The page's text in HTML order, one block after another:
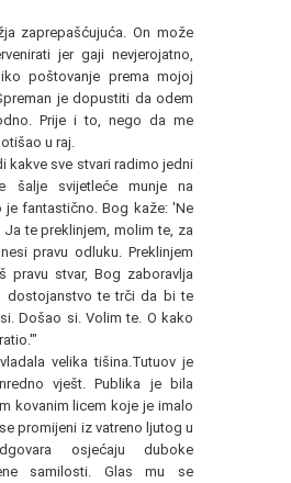
zaprepašćujuća. On može
jer gaji nevjerojatno,
poštovanje prema mojoj
je dopustiti da odem
Prije i to, nego da me
u raj.
kakve sve stvari radimo jedni
šalje svijetleće munje na
je fantastično. Bog kaže: 'Ne
te preklinjem, molim te, za
pravu odluku. Preklinjem
pravu stvar, Bog zaboravlja
dostojanstvo te trči da bi te
Došao si. Volim te. O kako
velika tišina.Tutuov je
vješt. Publika je bila
kovanim licem koje je imalo
promijeni iz vatreno ljutog u
osjećaju duboke
samilosti. Glas mu se